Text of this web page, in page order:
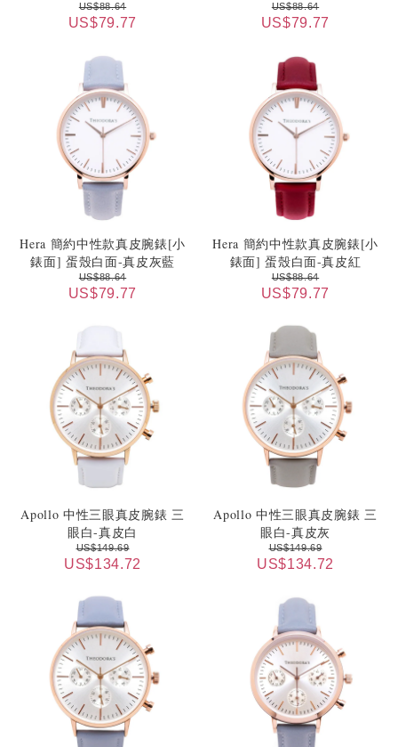
US$88.64
US$79.77
US$88.64
US$79.77
Hera 簡約中性款真皮腕錶[小
錶面] 蛋殼白面-真皮灰藍
US$88.64
US$79.77
Hera 簡約中性款真皮腕錶[小
錶面] 蛋殼白面-真皮紅
US$88.64
US$79.77
Apollo 中性三眼真皮腕錶 三
眼白-真皮白
US$149.69
US$134.72
Apollo 中性三眼真皮腕錶 三
眼白-真皮灰
US$149.69
US$134.72